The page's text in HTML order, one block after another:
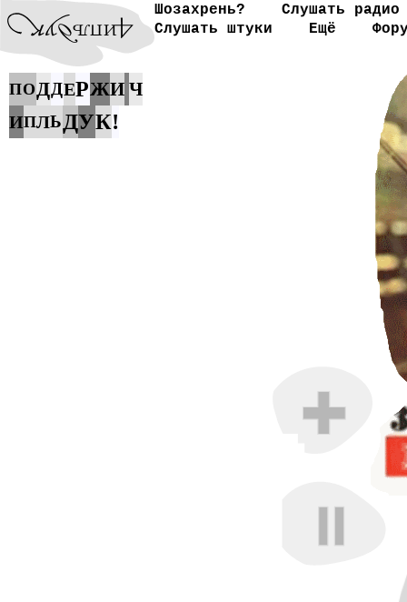
Шозахрень?
Слушать радио
Слушать штуки
Ещё
ПОДДЕРЖИ Ч
ИПЛЬДУК!